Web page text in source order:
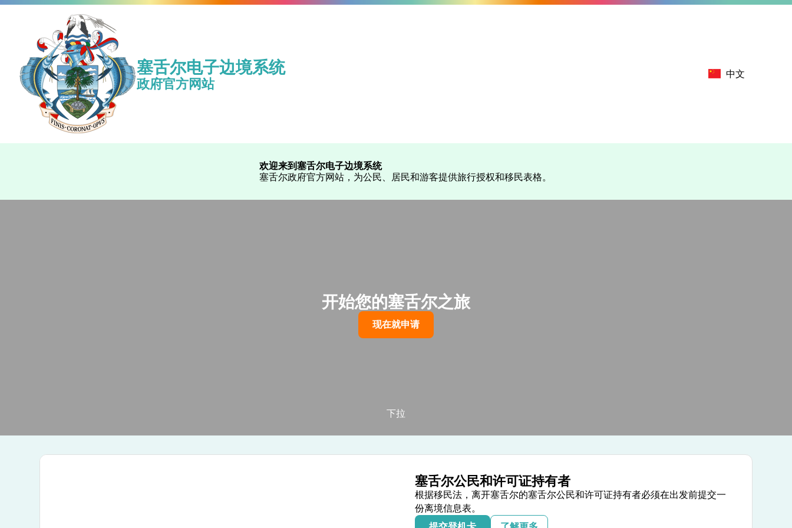
塞舌尔电子边境系统
政府官方网站
中文
欢迎来到塞舌尔电子边境系统
塞舌尔政府官方网站，为公民、居民和游客提供旅行授权和移民表格。
开始您的塞舌尔之旅
现在就申请
下拉
塞舌尔公民和许可证持有者
根据移民法，离开塞舌尔的塞舌尔公民和许可证持有者必须在出发前提交一
份离境信息表。